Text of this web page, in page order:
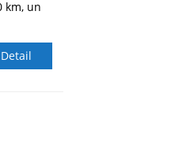
km, un